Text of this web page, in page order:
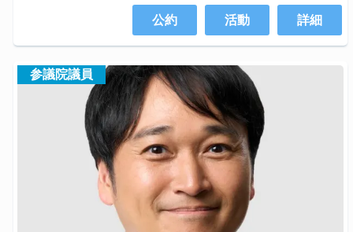
公約 活動 詳細
参議院議員